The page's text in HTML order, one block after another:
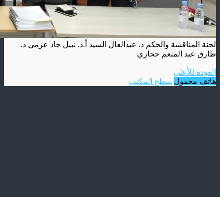
لجنة المناقشة والحكم د. عبدالعال السيد أ.د. نبيل جاد عزمي د.
طارق عبد المنعم حجازي
العودة للأعلى
هاتف محمول سطح المكتب